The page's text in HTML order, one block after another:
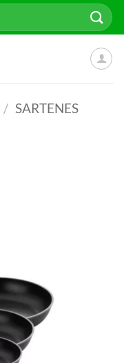
/ SARTENES